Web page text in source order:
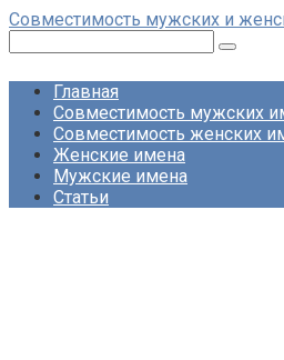
Перейти
контенту
Совместимость мужских и
Главная
Совместимость мужских
Совместимость женских
Женские имена
Мужские имена
Статьи